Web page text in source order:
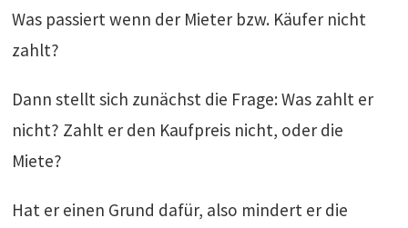
Was passiert wenn der Mieter bzw. Käufer nicht
zahlt?
Dann stellt sich zunächst die Frage: Was zahlt er
nicht? Zahlt er den Kaufpreis nicht, oder die
Miete?
Hat er einen Grund dafür, also mindert er die